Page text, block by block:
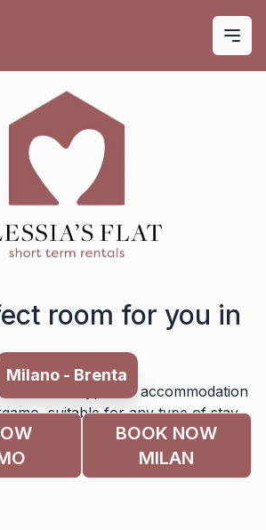
room for you in
Milano - Brenta
- Porta Romana
different types of accommodation
suitable for any type of stay,
trips or for families on a tourist trip.
BOOK NOW
MILAN